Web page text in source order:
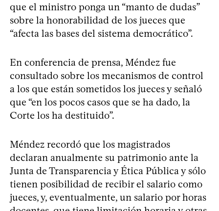
que el ministro ponga un “manto de dudas”
sobre la honorabilidad de los jueces que
“afecta las bases del sistema democrático”.
En conferencia de prensa, Méndez fue
consultado sobre los mecanismos de control
a los que están sometidos los jueces y señaló
que “en los pocos casos que se ha dado, la
Corte los ha destituido”.
Méndez recordó que los magistrados
declaran anualmente su patrimonio ante la
Junta de Transparencia y Ética Pública y sólo
tienen posibilidad de recibir el salario como
jueces, y, eventualmente, un salario por horas